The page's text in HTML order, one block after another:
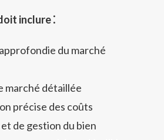
inclure ⁚
du marché
marché détaillée
précise des coûts
de gestion du bien